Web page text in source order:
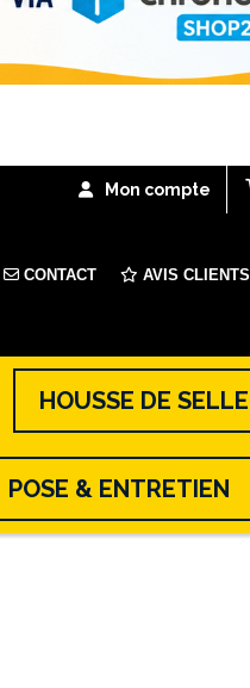
Mon compte
CONTACT AVIS CLIENTS
HOUSSE DE SELLE
POSE & ENTRETIEN